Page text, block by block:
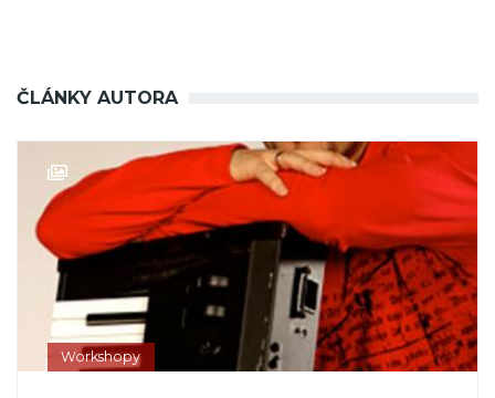
ČLÁNKY AUTORA
Workshopy